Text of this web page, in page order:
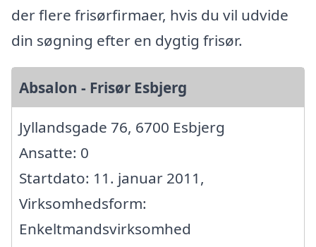
der flere frisørfirmaer, hvis du vil udvide
din søgning efter en dygtig frisør.
Absalon - Frisør Esbjerg
Jyllandsgade 76, 6700 Esbjerg
Ansatte: 0
Startdato: 11. januar 2011,
Virksomhedsform:
Enkeltmandsvirksomhed